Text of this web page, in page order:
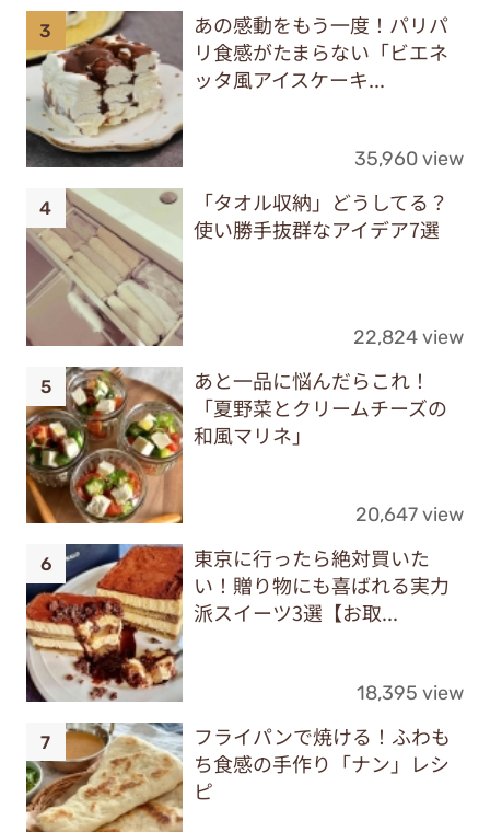
あの感動をもう一度！パリパ
リ食感がたまらない「ビエネ
ッタ風アイスケーキ...
35,960 view
「タオル収納」どうしてる？
使い勝手抜群なアイデア7選
22,824 view
あと一品に悩んだらこれ！
「夏野菜とクリームチーズの
和風マリネ」
20,647 view
東京に行ったら絶対買いた
い！贈り物にも喜ばれる実力
派スイーツ3選【お取...
18,395 view
フライパンで焼ける！ふわも
ち食感の手作り「ナン」レシ
ピ